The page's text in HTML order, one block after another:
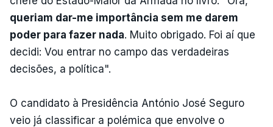
queriam dar-me importância sem me darem
poder para fazer nada. Muito obrigado. Foi aí que
decidi: Vou entrar no campo das verdadeiras
decisões, a política".
O candidato à Presidência António José Seguro
veio já classificar a polémica que envolve o